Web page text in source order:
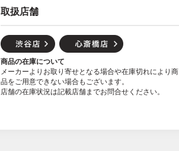
取扱店舗
商品の在庫について
メーカーよりお取り寄せとなる場合や在庫切れにより商
品をご用意できない場合もございます。
店舗の在庫状況は記載店舗までお問合せください。